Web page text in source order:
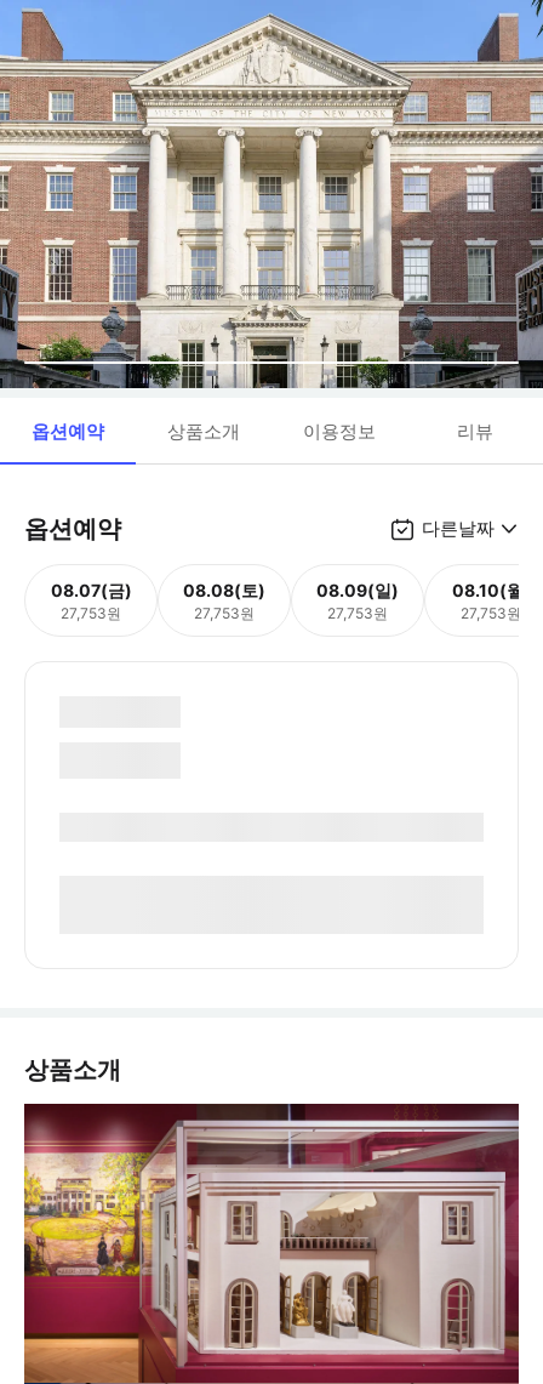
옵션예약 상품소개 이용정보 리뷰
옵션예약 다른날짜
08.07(금)
27,753원
08.08(토)
27,753원
08.09(일)
27,753원
08.10(월)
27,753원
상품소개